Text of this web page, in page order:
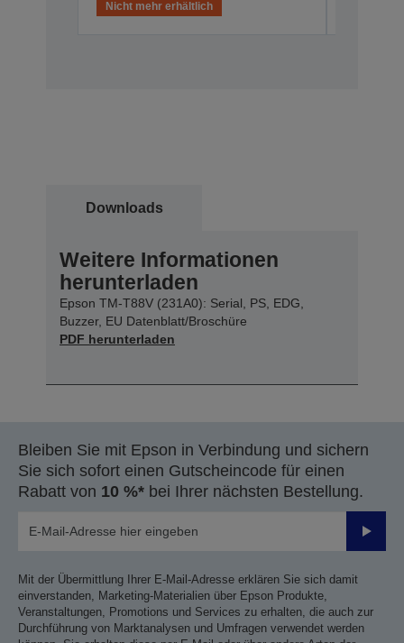
Nicht mehr erhältlich
Downloads
Weitere Informationen
herunterladen
Epson TM-T88V (231A0): Serial, PS, EDG,
Buzzer, EU Datenblatt/Broschüre
PDF herunterladen
Bleiben Sie mit Epson in Verbindung und sichern
Sie sich sofort einen Gutscheincode für einen
Rabatt von 10 %* bei Ihrer nächsten Bestellung.
Mit der Übermittlung Ihrer E-Mail-Adresse erklären Sie sich damit
einverstanden, Marketing-Materialien über Epson Produkte,
Veranstaltungen, Promotions und Services zu erhalten, die auch zur
Durchführung von Marktanalysen und Umfragen verwendet werden